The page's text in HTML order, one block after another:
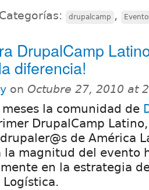
Categorías: drupalcamp ,
DrupalCamp
diferencia!
on Octubre 27, 2010 at
la comunidad de
DrupalCamp
de América
la magnitud del evento
en la estrategia